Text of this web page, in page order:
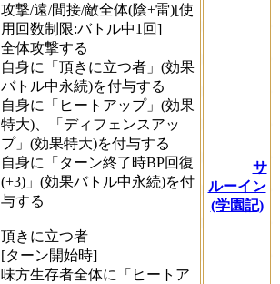
サ
ルーイン
(学園記)
攻撃/遠/間接/敵全体(陰+雷)[使
用回数制限:バトル中1回]
全体攻撃する
自身に「頂きに立つ者」(効果
バトル中永続)を付与する
自身に「ヒートアップ」(効果
特大)、「ディフェンスアッ
プ」(効果特大)を付与する
自身に「ターン終了時BP回復
(+3)」(効果バトル中永続)を付
与する
頂きに立つ者
[ターン開始時]
味方生存者全体に「ヒートア